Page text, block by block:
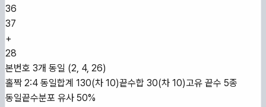
36
37
+
28
본번호 3개 동일 (2, 4, 26)
홀짝 2:4 동일합계 130(차 10)끝수합 30(차 10)고유 끝수 5종
동일끝수분포 유사 50%